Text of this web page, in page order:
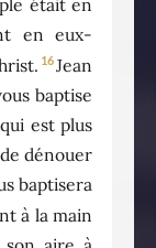
en eux-
16Jean
baptise
est plus
dénouer
baptisera
à la main